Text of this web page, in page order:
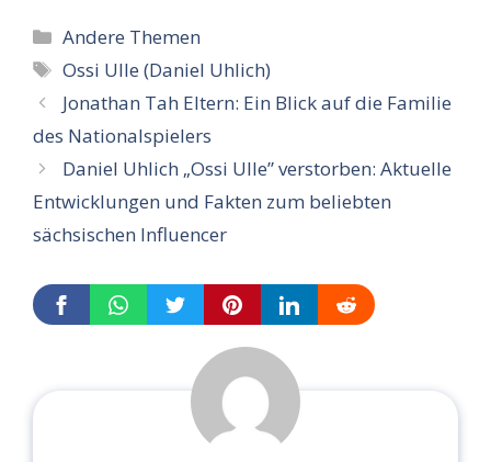
Categories
Andere Themen
Tags
Ossi Ulle (Daniel Uhlich)
Jonathan Tah Eltern: Ein Blick auf die Familie
des Nationalspielers
Daniel Uhlich „Ossi Ulle” verstorben: Aktuelle
Entwicklungen und Fakten zum beliebten
sächsischen Influencer